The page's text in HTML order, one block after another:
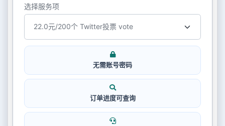
选择服务项
无需账号密码
订单进度可查询